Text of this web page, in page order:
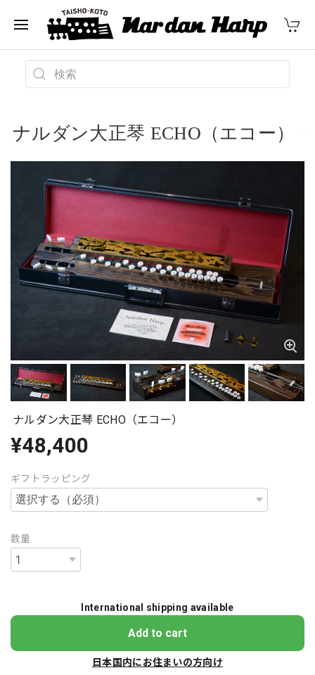
ナルダン大正琴 ECHO（エコー）
ナルダン大正琴 ECHO（エコー）
¥48,400
ギフトラッピング
数量
International shipping available
Add to cart
日本国内にお住まいの方向け